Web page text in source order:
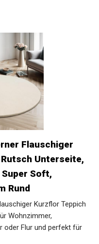
Flauschiger
Unterseite,
Soft,
Rund
Kurzflor Teppich
Wohnzimmer,
oder Flur und perfekt für